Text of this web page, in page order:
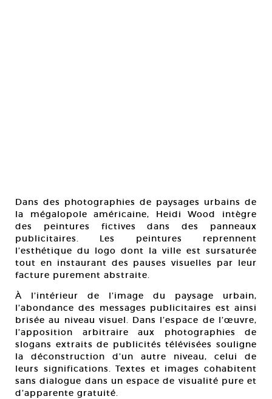
Dans des photographies de paysages urbains de
la mégalopole américaine, Heidi Wood intègre
des peintures fictives dans des panneaux
publicitaires. Les peintures reprennent
l’esthétique du logo dont la ville est sursaturée
tout en instaurant des pauses visuelles par leur
facture purement abstraite.
À l’intérieur de l’image du paysage urbain,
l’abondance des messages publicitaires est ainsi
brisée au niveau visuel. Dans l’espace de l’œuvre,
l’apposition arbitraire aux photographies de
slogans extraits de publicités télévisées souligne
la déconstruction d’un autre niveau, celui de
leurs significations. Textes et images cohabitent
sans dialogue dans un espace de visualité pure et
d’apparente gratuité.